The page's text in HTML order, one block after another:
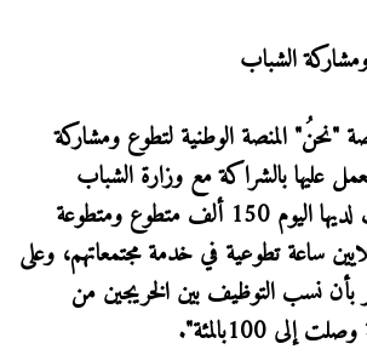
الشباب
"نحنُ" المنصة الوطنية لتطوع ومشاركة
عليها بالشراكة مع وزارة الشباب
وبدعم من اليونيسف لديها اليوم 150 ألف متطوع ومتطوعة
أكثر من 3 ملايين ساعة تطوعية في خدمة مجتمعاتهم، وعلى
نسب التوظيف بين الخريجين من
100بالمئة".